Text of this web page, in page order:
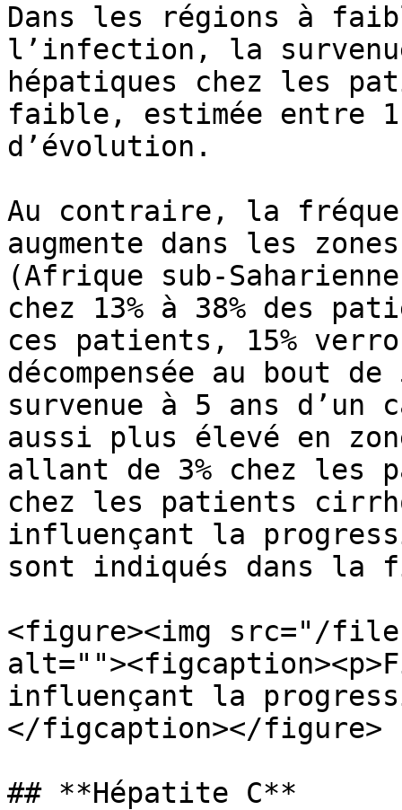
Dans les régions à
l’infection, la
hépatiques chez les
faible, estimée entre 1
d’évolution.
Au contraire, la
augmente dans les
(Afrique sub-
chez 13% à 38% des
ces patients, 15%
décompensée au bout
survenue à 5 ans d’un
aussi plus élevé en
allant de 3% chez les
chez les patients
influençant la
sont indiqués dans la
<figure><img src="/files/
influençant la
</figcaption></figure>
## **Hépatite C**